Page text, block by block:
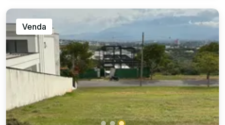
Venda